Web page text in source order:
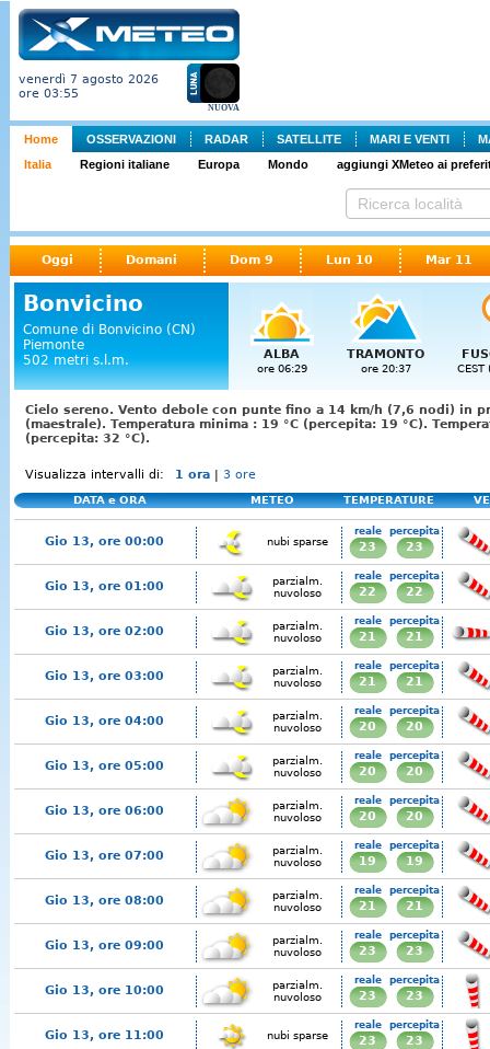
venerdì 7 agosto 2026
ore 03:55
NUOVA
Home OSSERVAZIONI RADAR SATELLITE MARI E VENTI
Italia
Regioni italiane Europa Mondo aggiungi XMeteo ai
Oggi Domani Dom 9 Lun 10 Mar 11
Bonvicino
Comune di Bonvicino (CN)
Piemonte
502 metri s.l.m.
ALBA
ore 06:29
TRAMONTO
ore 20:37 CEST
Cielo sereno. Vento debole con punte fino a 14 km/h (7,6 nodi) in
(maestrale). Temperatura minima : 19 °C (percepita: 19 °C).
(percepita: 32 °C).
Visualizza intervalli di: 1 ora | 3 ore
DATA e ORA METEO TEMPERATURE
Gio 13, ore 00:00 nubi sparse
reale
23
percepita
23
Gio 13, ore 01:00
parzialm.
nuvoloso
reale
22
percepita
22
Gio 13, ore 02:00
parzialm.
nuvoloso
reale
21
percepita
21
Gio 13, ore 03:00
parzialm.
nuvoloso
reale
21
percepita
21
Gio 13, ore 04:00
parzialm.
nuvoloso
reale
20
percepita
20
Gio 13, ore 05:00
parzialm.
nuvoloso
reale
20
percepita
20
Gio 13, ore 06:00
parzialm.
nuvoloso
reale
20
percepita
20
Gio 13, ore 07:00
parzialm.
nuvoloso
reale
19
percepita
19
Gio 13, ore 08:00
parzialm.
nuvoloso
reale
21
percepita
21
Gio 13, ore 09:00
parzialm.
nuvoloso
reale
23
percepita
23
Gio 13, ore 10:00
parzialm.
nuvoloso
reale
23
percepita
23
Gio 13, ore 11:00 nubi sparse
reale
23
percepita
23